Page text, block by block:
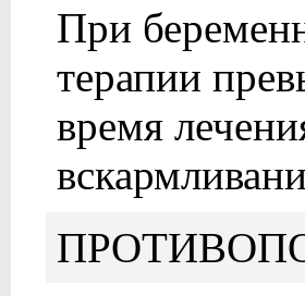
При
терапии
время